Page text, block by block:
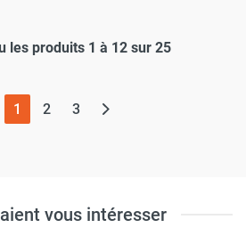
les produits 1 à 12 sur 25
1 (page actuelle)
2 3
vous intéresser